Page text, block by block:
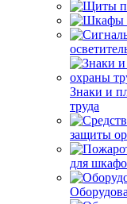
Знаки и
труда
защиты
для